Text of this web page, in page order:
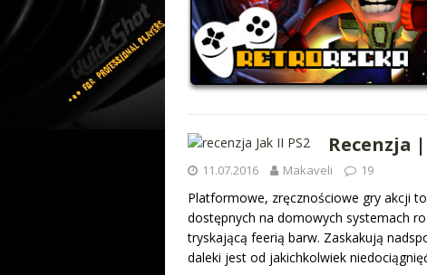
Recenzja
11.07.2016 Makaveli 19
Platformowe, zręcznościowe gry akcji
dostępnych na domowych systemach
tryskającą feerią barw. Zaskakują
daleki jest od jakichkolwiek